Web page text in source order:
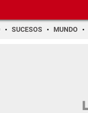
SUCESOS MUNDO